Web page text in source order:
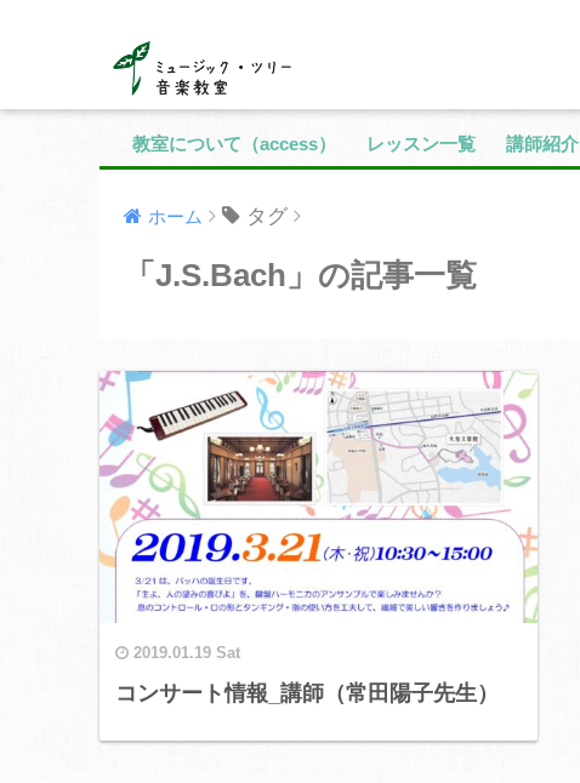
教室について（access） レッスン一覧 講師紹介
ホーム タグ
「J.S.Bach」の記事一覧
2019.01.19 Sat
コンサート情報_講師（常田陽子先生）